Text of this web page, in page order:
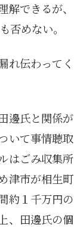
できるが、
否めない。
れ伝わってく
邊氏と関係が
いて事情聴取
はごみ収集所
津市が相生町
約１千万円の
、田邊氏の個